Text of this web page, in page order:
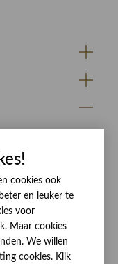
cookies ook
en leuker te
voor
Maar cookies
We willen
cookies. Klik